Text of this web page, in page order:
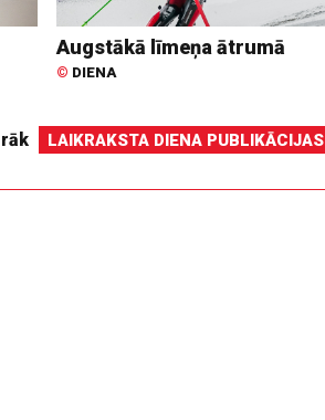
Augstākā līmeņa ātrumā
© DIENA
LAIKRAKSTA DIENA PUBLIKĀCIJAS